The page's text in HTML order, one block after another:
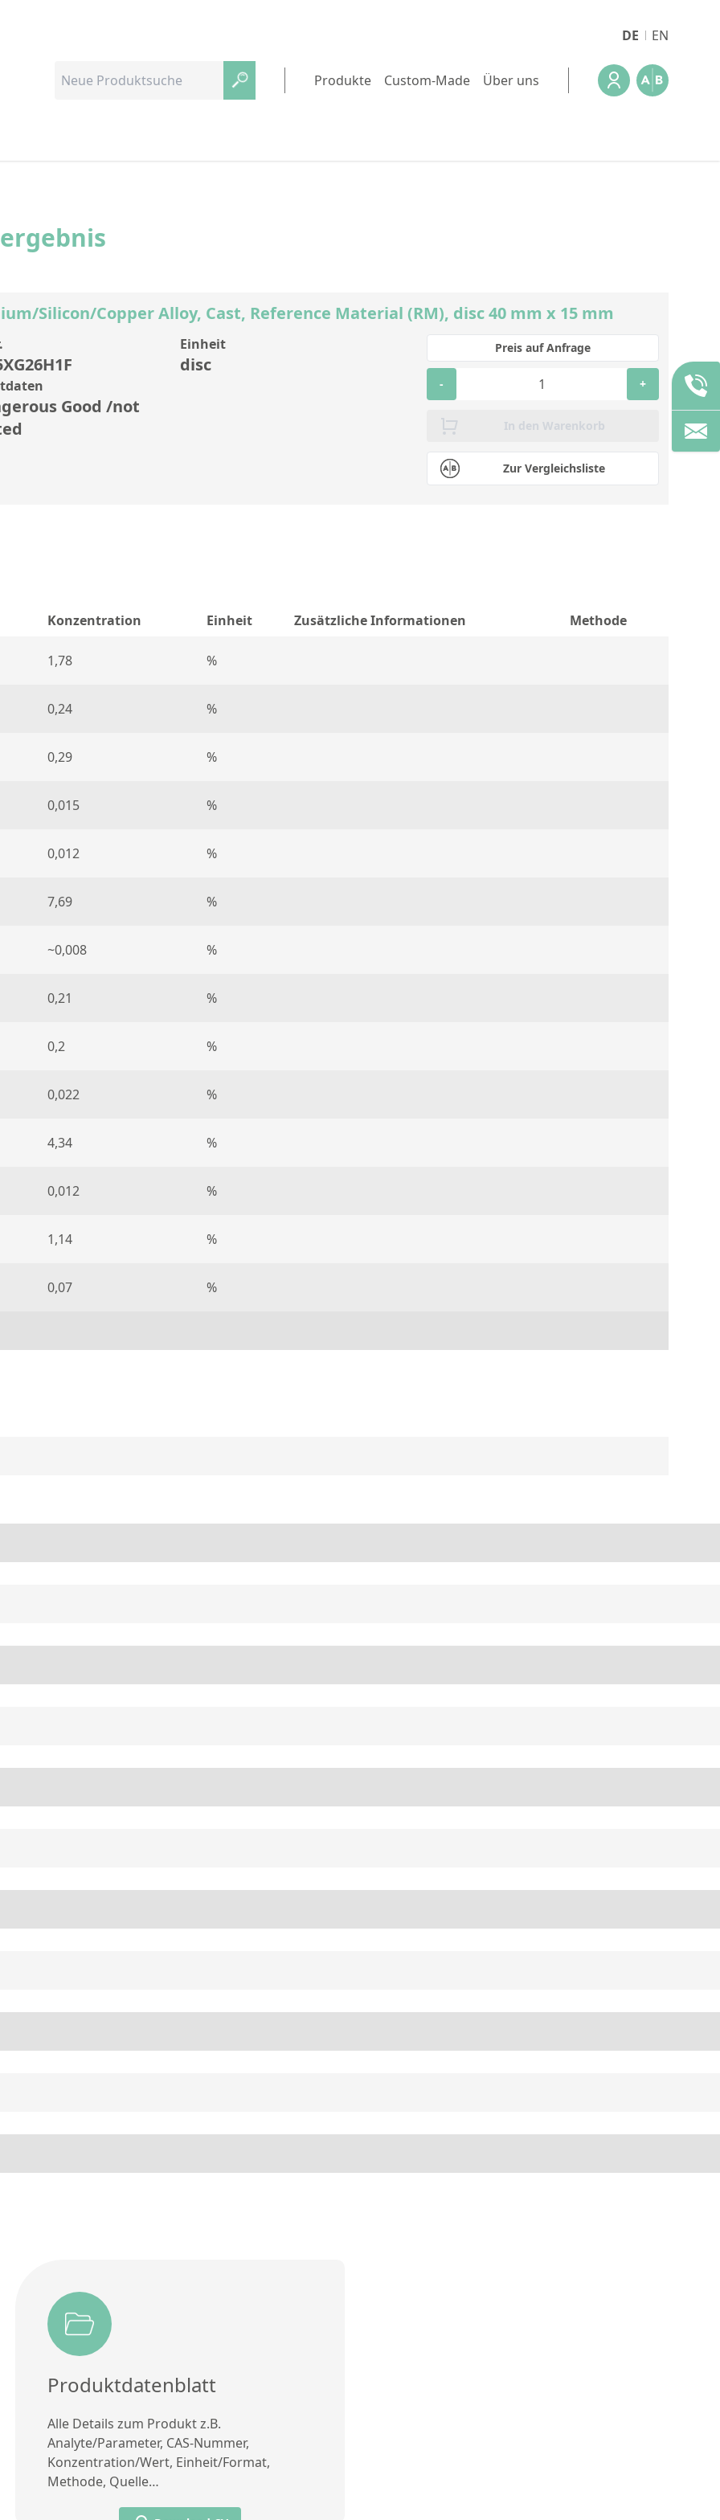
DE EN
Produkte Custom-Made Über uns
Silicon/Copper Alloy, Cast, Reference Material (RM), disc 40 mm x 15 mm
Einheit
disc
Good /not
Zur Vergleichsliste
Preis auf Anfrage
- +
In den Warenkorb
Konzentration Einheit Zusätzliche Informationen Methode
1,78 %
0,24 %
0,29 %
0,015 %
0,012 %
7,69 %
~0,008 %
0,21 %
0,2 %
0,022 %
4,34 %
0,012 %
1,14 %
0,07 %
Produktdatenblatt
Alle Details zum Produkt z.B.
Analyte/Parameter, CAS-Nummer,
Konzentration/Wert, Einheit/Format,
Methode, Quelle…